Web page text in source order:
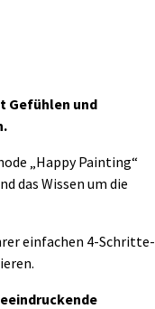
Gefühlen und
„Happy Painting“
das Wissen um die
einfachen 4-Schritte-